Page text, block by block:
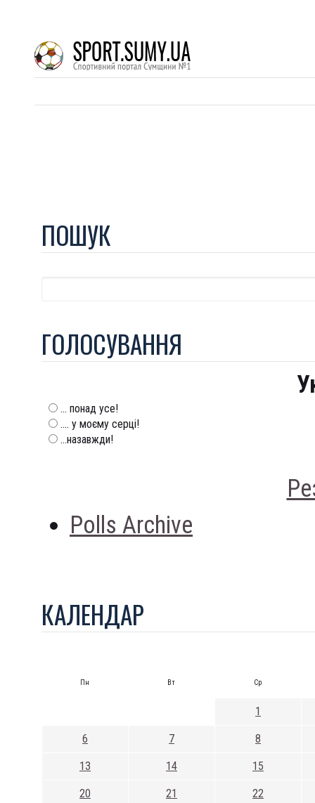
ПОШУК
ГОЛОСУВАННЯ
... понад усе!
.... у моєму серці!
...назавжди!
Polls Archive
КАЛЕНДАР
Пн Вт Ср
1
6 7 8
13 14 15
20 21 22